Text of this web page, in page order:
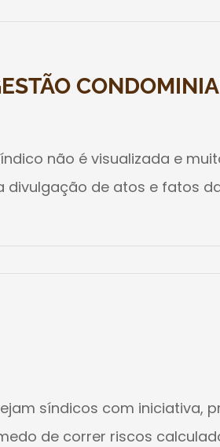
não é visualizada e
divulgação de atos e fatos
síndicos com iniciativa,
de correr riscos